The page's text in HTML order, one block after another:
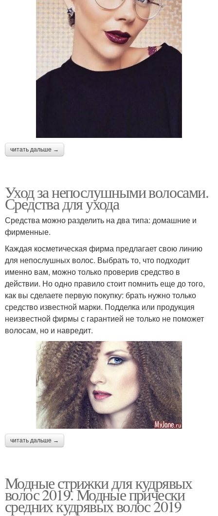
читать дальше →
Уход за непослушными волосами.
Средства для ухода
Средства можно разделить на два типа: домашние и
фирменные.
Каждая косметическая фирма предлагает свою линию
для непослушных волос. Выбрать то, что подходит
именно вам, можно только проверив средство в
действии. Но одно правило стоит помнить еще до того,
как вы сделаете первую покупку: брать нужно только
средство известной марки. Подделка или продукция
неизвестной фирмы с гарантией не только не поможет
волосам, но и навредит.
читать дальше →
Модные стрижки для кудрявых
волос 2019. Модные прически
средних кудрявых волос 2019